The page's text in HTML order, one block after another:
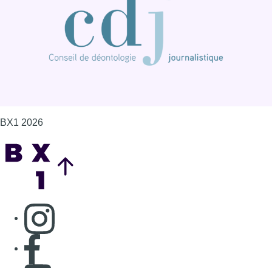
BX1 2026
Consulter page Instagram
Consulter page Facebook